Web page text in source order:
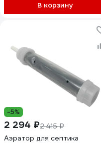
В корзину
-5%
2 294 ₽2 415 ₽
Аэратор для септика